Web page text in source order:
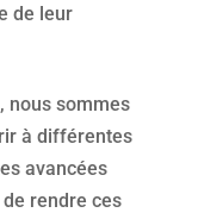
de leur
nous sommes
à différentes
avancées
rendre ces